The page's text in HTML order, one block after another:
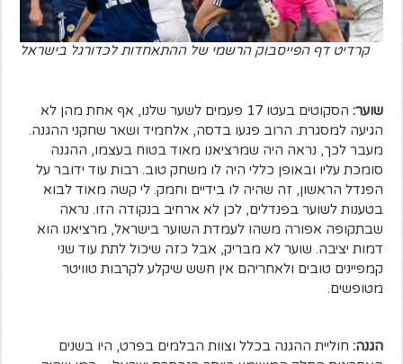
קרדיט דף הפייסבוק הרשמי של ההתאחדות לכדורגל בישראל
שוער:
הסקוטים בעטו 17 פעמים לשער שלנו, אף אחת מהן לא
הגיעה למסגרת. הרוב פגעו בדסה, אלחמיד ושאר שחקני ההגנה.
מעבר לכך, נראה היה שמרציאנו מאוד בטוח בעצמו, ההגנה
סומכת עליו ובאופן כללי היה לו משחק טוב. רבות עוד ידובר על
הפנדל הראשון, זה שהיה לו בידיים וחמק. לי קשה מאוד לבוא
בטענות לשוער בפנדלים, לכן לא ארחיב בנקודה הזו. נראה
שבתקופה אפורה משהו לעמדת השוער בישראל, מרציאנו הוא
דמות יציבה. שוער לא מבריק, אבל כזה שיכול לתת עוד שני
קמפיינים טובים ולאחריהם אין חשש שיקלע לקרבות טוויטר
מטופשים.
הגנה: חוליית ההגנה בכלל וצוות הבלמים בפרט, היו בשנים